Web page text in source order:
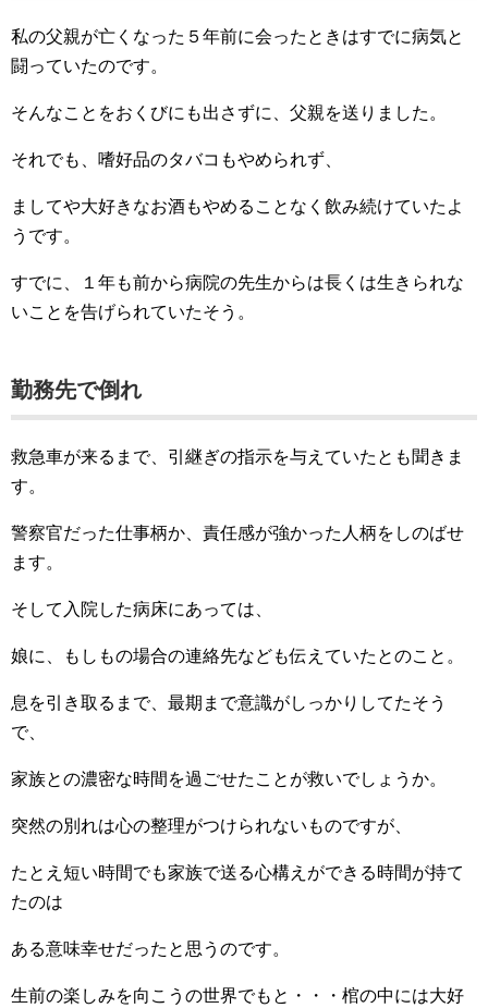
私の父親が亡くなった５年前に会ったときはすでに病気と
闘っていたのです。
そんなことをおくびにも出さずに、父親を送りました。
それでも、嗜好品のタバコもやめられず、
ましてや大好きなお酒もやめることなく飲み続けていたよ
うです。
すでに、１年も前から病院の先生からは長くは生きられな
いことを告げられていたそう。
勤務先で倒れ
救急車が来るまで、引継ぎの指示を与えていたとも聞きま
す。
警察官だった仕事柄か、責任感が強かった人柄をしのばせ
ます。
そして入院した病床にあっては、
娘に、もしもの場合の連絡先なども伝えていたとのこと。
息を引き取るまで、最期まで意識がしっかりしてたそう
で、
家族との濃密な時間を過ごせたことが救いでしょうか。
突然の別れは心の整理がつけられないものですが、
たとえ短い時間でも家族で送る心構えができる時間が持て
たのは
ある意味幸せだったと思うのです。
生前の楽しみを向こうの世界でもと・・・棺の中には大好